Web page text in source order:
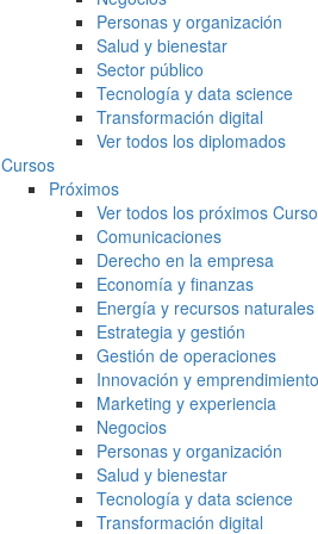
Personas y organización
Salud y bienestar
Sector público
Tecnología y data science
Transformación digital
Ver todos los diplomados
Cursos
Próximos
Ver todos los próximos
Comunicaciones
Derecho en la empresa
Economía y finanzas
Energía y recursos naturales
Estrategia y gestión
Gestión de operaciones
Innovación y emprendimiento
Marketing y experiencia
Negocios
Personas y organización
Salud y bienestar
Tecnología y data science
Transformación digital